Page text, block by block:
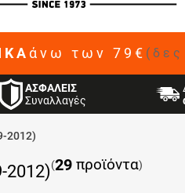
άνω των 79€
ΑΣΦΑΛΕΙΣ
Συναλλαγές
2012)
2012)(29 προϊόντα)